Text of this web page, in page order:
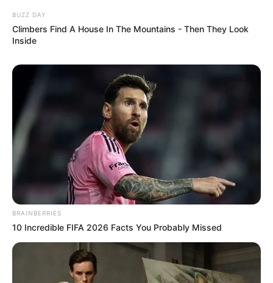
BUZZ DAY
Climbers Find A House In The Mountains - Then They Look
Inside
BRAINBERRIES
10 Incredible FIFA 2026 Facts You Probably Missed